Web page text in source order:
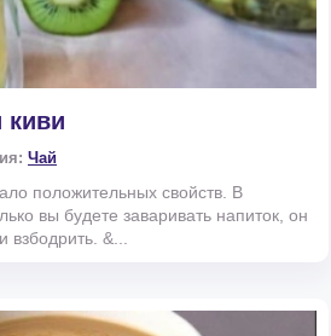
киви
Чай
положительных свойств. В
вы будете заваривать напиток, он
взбодрить. &...